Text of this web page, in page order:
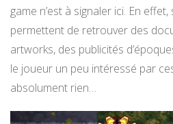
game n’est à signaler ici. En
permettent de retrouver des
artworks, des publicités
le joueur un peu intéressé par
absolument rien…